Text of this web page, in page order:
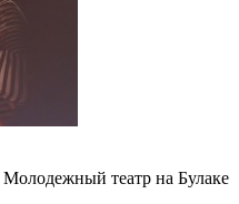
Молодежный театр на Булаке